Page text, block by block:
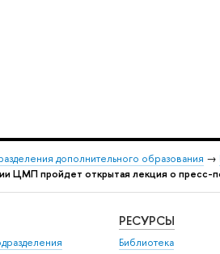
дополнительного образования →
ЦМП пройдет открытая лекция о пресс-
РЕСУРСЫ
Библиотека